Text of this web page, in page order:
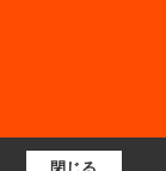
閉じる